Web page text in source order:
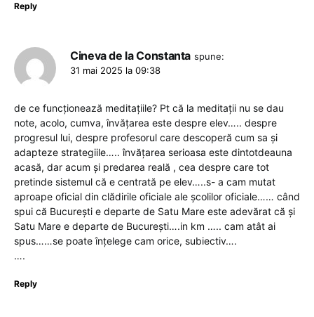
Reply
Cineva de la Constanta spune:
31 mai 2025 la 09:38
de ce funcționează meditațiile? Pt că la meditații nu se dau
note, acolo, cumva, învățarea este despre elev….. despre
progresul lui, despre profesorul care descoperă cum sa și
adapteze strategiile….. învățarea serioasa este dintotdeauna
acasă, dar acum și predarea reală , cea despre care tot
pretinde sistemul că e centrată pe elev…..s- a cam mutat
aproape oficial din clădirile oficiale ale școlilor oficiale…… când
spui că București e departe de Satu Mare este adevărat că și
Satu Mare e departe de București….in km ….. cam atât ai
spus……se poate înțelege cam orice, subiectiv….
….
Reply